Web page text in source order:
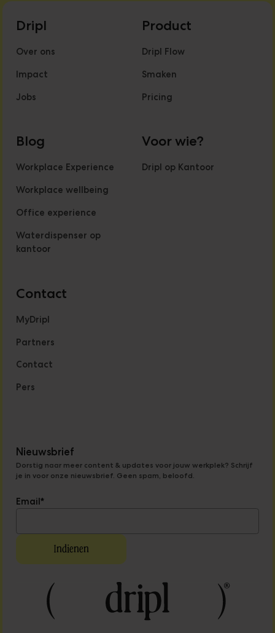
Dripl
Over ons
Impact
Jobs
Product
Dripl Flow
Smaken
Pricing
Blog
Workplace Experience
Workplace wellbeing
Office experience
Waterdispenser op
kantoor
Voor wie?
Dripl op Kantoor
Contact
MyDripl
Partners
Contact
Pers
Nieuwsbrief
Dorstig naar meer content & updates voor jouw werkplek? Schrijf
je in voor onze nieuwsbrief. Geen spam, beloofd.
Email*